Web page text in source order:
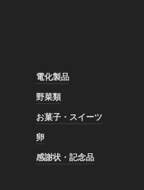
電化製品
野菜類
お菓子・スイーツ
卵
感謝状・記念品